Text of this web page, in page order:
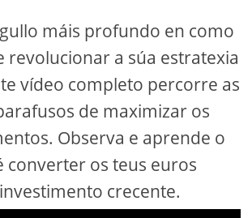
máis profundo en como
revolucionar a súa estratexia
vídeo completo percorre as
de maximizar os
Observa e aprende o
converter os teus euros
crecente.